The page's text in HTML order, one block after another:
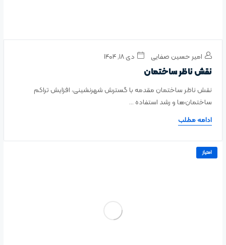
امیر حسین صفایی دی ۱۸, ۱۴۰۴
نقش ناظر ساختمان
نقش ناظر ساختمان مقدمه با گسترش شهرنشینی، افزایش تراکم
ساختمان‌ها و رشد استفاده ...
ادامه مطلب
امتیاز